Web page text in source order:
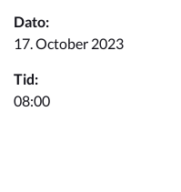
Politik
Turisme
Dato:
17. October 2023
Tid:
08:00